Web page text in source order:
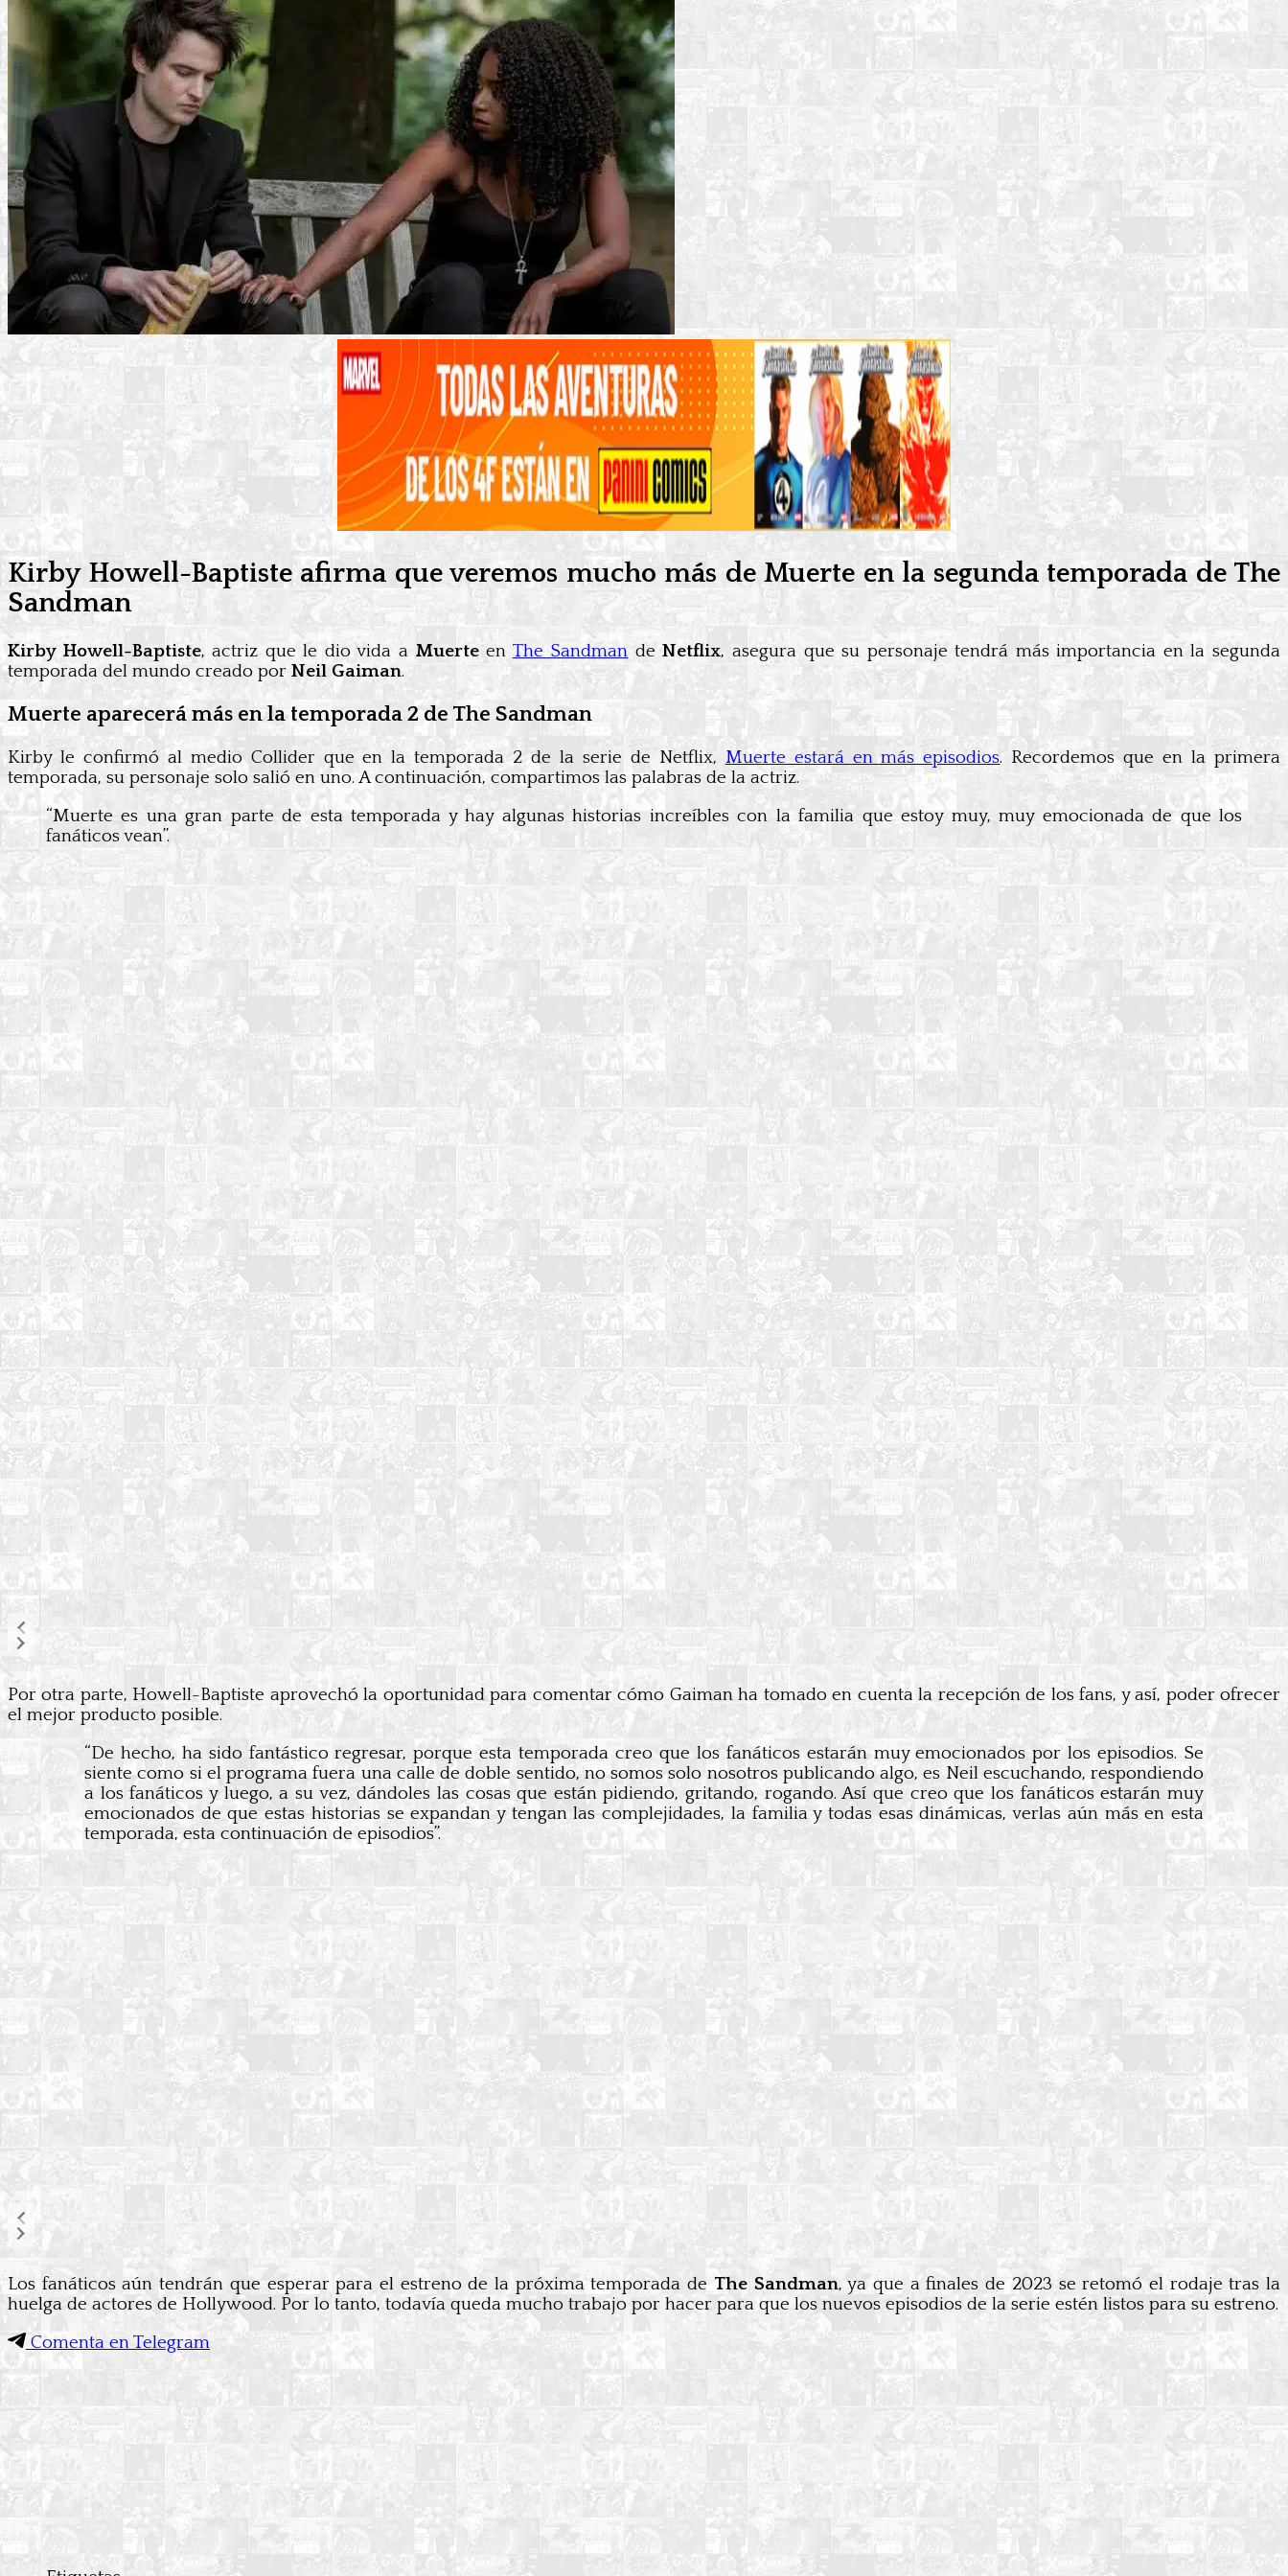
Kirby Howell-Baptiste afirma que veremos mucho más de Muerte en la segunda temporada de The
Sandman
Kirby Howell-Baptiste, actriz que le dio vida a Muerteen The Sandman deNetflix, asegura que su personaje tendrá más importancia en la segunda
temporada del mundo creado por Neil Gaiman.
Muerte aparecerá más en la temporada 2 de The Sandman
Kirby le confirmó al medio Collider que en la temporada 2 de la serie de Netflix, Muerte estará en más episodios. Recordemos que en la primera
temporada, su personaje solo salió en uno. A continuación, compartimos las palabras de la actriz.
“Muerte es una gran parte de esta temporada y hay algunas historias increíbles con la familia que estoy muy, muy emocionada de que los
fanáticos vean”.
Por otra parte, Howell-Baptiste aprovechó la oportunidad para comentar cómo Gaiman ha tomado en cuenta la recepción de los fans, y así, poder ofrecer
el mejor producto posible.
“De hecho, ha sido fantástico regresar, porque esta temporada creo que los fanáticos estarán muy emocionados por los episodios. Se
siente como si el programa fuera una calle de doble sentido, no somos solo nosotros publicando algo, es Neil escuchando, respondiendo
a los fanáticos y luego, a su vez, dándoles las cosas que están pidiendo, gritando, rogando. Así que creo que los fanáticos estarán muy
emocionados de que estas historias se expandan y tengan las complejidades, la familia y todas esas dinámicas, verlas aún más en esta
temporada, esta continuación de episodios”.
Los fanáticos aún tendrán que esperar para el estreno de la próxima temporada de The Sandman, ya que a finales de 2023 se retomó el rodaje tras la
huelga de actores de Hollywood. Por lo tanto, todavía queda mucho trabajo por hacer para que los nuevos episodios de la serie estén listos para su estreno.
Comenta en Telegram